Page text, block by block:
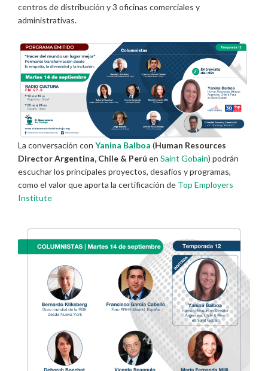
centros de distribución y 3 oficinas comerciales y
administrativas.
La conversación con Yanina Balboa (Human Resources
Director Argentina, Chile & Perú en Saint Gobain) podrán
escuchar los principales proyectos, desafíos y programas,
como el valor que aporta la certificación de Top Employers
Institute